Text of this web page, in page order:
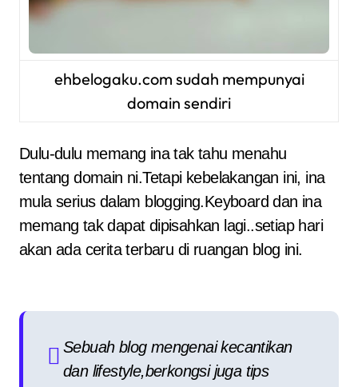
ehbelogaku.com sudah mempunyai
domain sendiri
Dulu-dulu memang ina tak tahu menahu
tentang domain ni.Tetapi kebelakangan ini, ina
mula serius dalam blogging.Keyboard dan ina
memang tak dapat dipisahkan lagi..setiap hari
akan ada cerita terbaru di ruangan blog ini.
Sebuah blog mengenai kecantikan
dan lifestyle,berkongsi juga tips